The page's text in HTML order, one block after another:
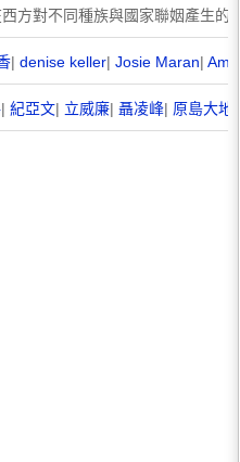
西方對不同種族與國家聯姻產生
| denise keller| Josie Maran|
| 紀亞文| 立威廉| 聶凌峰| 原島大地